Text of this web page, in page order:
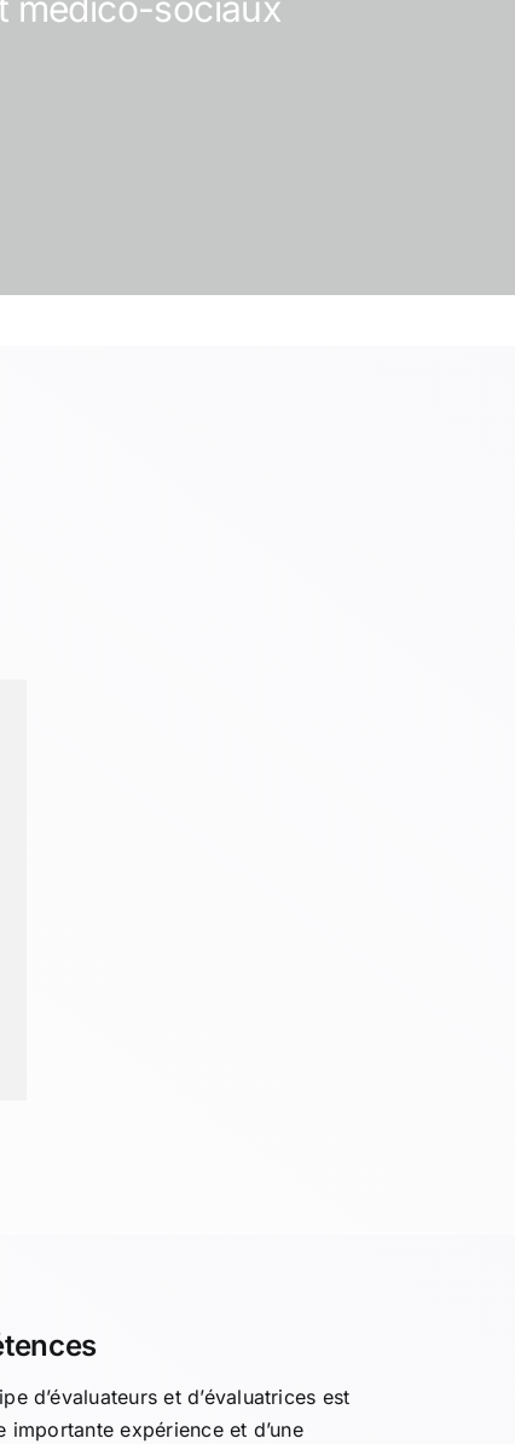
d’évaluateurs et d’évaluatrices est
importante expérience et d’une